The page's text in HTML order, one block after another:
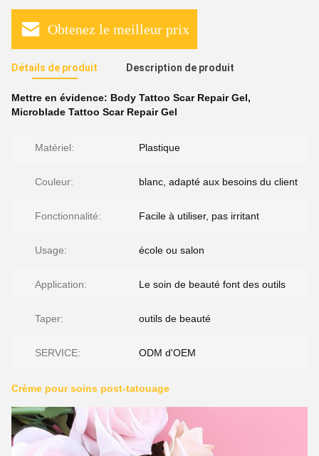
Obtenez le meilleur prix
Détails de produit Description de produit
Mettre en évidence: Body Tattoo Scar Repair Gel,
Microblade Tattoo Scar Repair Gel
Matériel: Plastique
Couleur: blanc, adapté aux besoins du client
Fonctionnalité: Facile à utiliser, pas irritant
Usage: école ou salon
Application: Le soin de beauté font des outils
Taper: outils de beauté
SERVICE: ODM d'OEM
Crème pour soins post-tatouage